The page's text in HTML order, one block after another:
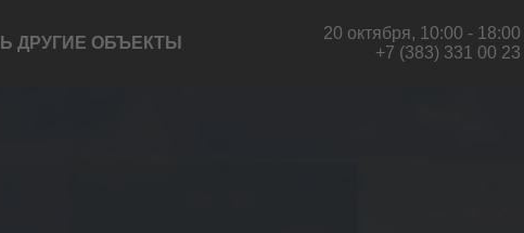
ДРУГИЕ ОБЪЕКТЫ
20 октября, 10:00 - 18:00
+7 (383) 331 00 23